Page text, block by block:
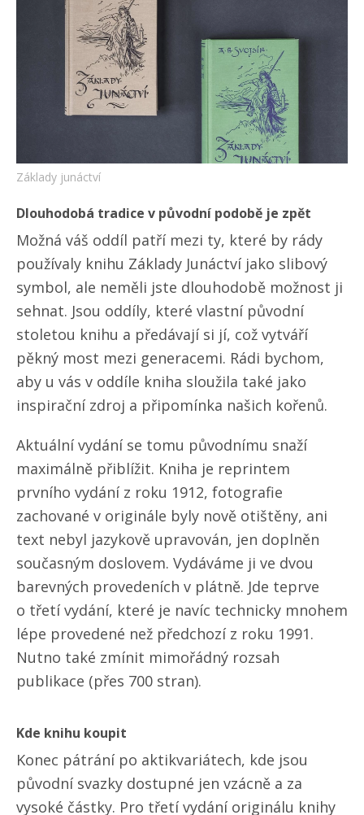
Základy junáctví
Dlouhodobá tradice v původní podobě je zpět
Možná váš oddíl patří mezi ty, které by rády
používaly knihu Základy Junáctví jako slibový
symbol, ale neměli jste dlouhodobě možnost ji
sehnat. Jsou oddíly, které vlastní původní
stoletou knihu a předávají si jí, což vytváří
pěkný most mezi generacemi. Rádi bychom,
aby u vás v oddíle kniha sloužila také jako
inspirační zdroj a připomínka našich kořenů.
Aktuální vydání se tomu původnímu snaží
maximálně přiblížit. Kniha je reprintem
prvního vydání z roku 1912, fotografie
zachované v originále byly nově otištěny, ani
text nebyl jazykově upravován, jen doplněn
současným doslovem. Vydáváme ji ve dvou
barevných provedeních v plátně. Jde teprve
o třetí vydání, které je navíc technicky mnohem
lépe provedené než předchozí z roku 1991.
Nutno také zmínit mimořádný rozsah
publikace (přes 700 stran).
Kde knihu koupit
Konec pátrání po aktikvariátech, kde jsou
původní svazky dostupné jen vzácně a za
vysoké částky. Pro třetí vydání originálu knihy